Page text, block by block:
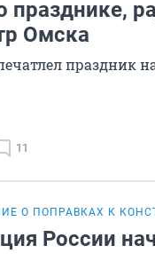
Омска
праздник
11
О ПОПРАВКАХ К
России